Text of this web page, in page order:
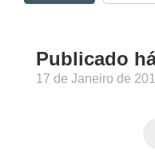
Publicado
17 de Janeiro de